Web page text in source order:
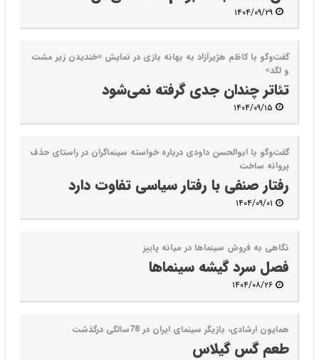
۱۴۰۴/۰۹/۲۹
گفت‌و‌گو با کاظم هژیر‌آزاد به بهانه بازی در نمایش «خندیدن زیر مشت
و لگد»
تئاتر چندان جدی گرفته نمی‌شود
۱۴۰۴/۰۹/۱۵
گفت‌وگو با ابوالحسن داو‌دی درباره خواسته سینماگران در راستای حذف
پروانه ساخت
رفتار صنفی با رفتار سیاسی تفاوت دارد
۱۴۰۴/۰۹/۰۱
نگاهی به فروش سینماها در میانه پاییز
فصل سرد گیشه سینماها
۱۴۰۴/۰۸/۲۶
همایون ارشادی، بازیگر سینمای ایران در 78‌سالگی درگذشت
طعم گس گیلاس